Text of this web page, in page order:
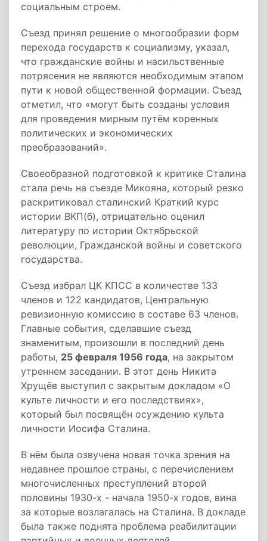
социальным строем.
Съезд принял решение о многообразии форм
перехода государств к социализму, указал,
что гражданские войны и насильственные
потрясения не являются необходимым этапом
пути к новой общественной формации. Съезд
отметил, что «могут быть созданы условия
для проведения мирным путём коренных
политических и экономических
преобразований».
Своеобразной подготовкой к критике Сталина
стала речь на съезде Микояна, который резко
раскритиковал сталинский Краткий курс
истории ВКП(б), отрицательно оценил
литературу по истории Октябрьской
революции, Гражданской войны и советского
государства.
Съезд избрал ЦК КПСС в количестве 133
членов и 122 кандидатов, Центральную
ревизионную комиссию в составе 63 членов.
Главные события, сделавшие съезд
знаменитым, произошли в последний день
работы, 25 февраля 1956 года, на закрытом
утреннем заседании. В этот день Никита
Хрущёв выступил с закрытым докладом «О
культе личности и его последствиях»,
который был посвящён осуждению культа
личности Иосифа Сталина.
В нём была озвучена новая точка зрения на
недавнее прошлое страны, с перечислением
многочисленных преступлений второй
половины 1930-х - начала 1950-х годов, вина
за которые возлагалась на Сталина. В докладе
была также поднята проблема реабилитации